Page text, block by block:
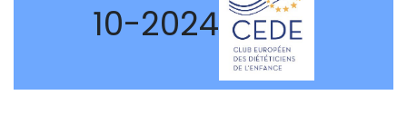
10-2024